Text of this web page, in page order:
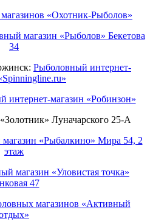
магазинов «Охотник-Рыболов»
магазин «Рыболов» Бекетова
34
Рыболовный интернет-
интернет-магазин «Робинзон»
Луначарского 25-А
«Рыбалкино» Мира 54, 2
этаж
магазин «Уловистая точка»
47
магазинов «Активный